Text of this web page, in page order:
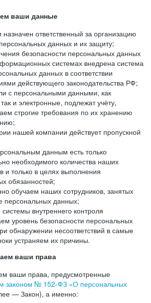
ваши данные
ответственный за организацию
данных и их защиту;
безопасности персональных данных
системах внедрена система
данных в соответствии
действующего законодательства РФ;
с персональными данными, как
и электронные, подлежат учёту,
строгие требования по их хранению
нашей компании действует пропускной
данным есть только
необходимого количества наших
и только в целях выполнения
обязанностей;
обучаем наших сотрудников, занятых
персональных данных;
внутреннего контроля
уровень безопасности персональных
обнаружении несоответствий в самые
устраняем их причины.
ваши права
ваши права, предусмотренные
законом № 152-ФЗ «О персональных
— Закон), а именно: